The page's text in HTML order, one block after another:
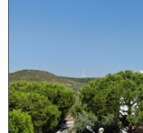
İŞYERI
APART - OTELLER